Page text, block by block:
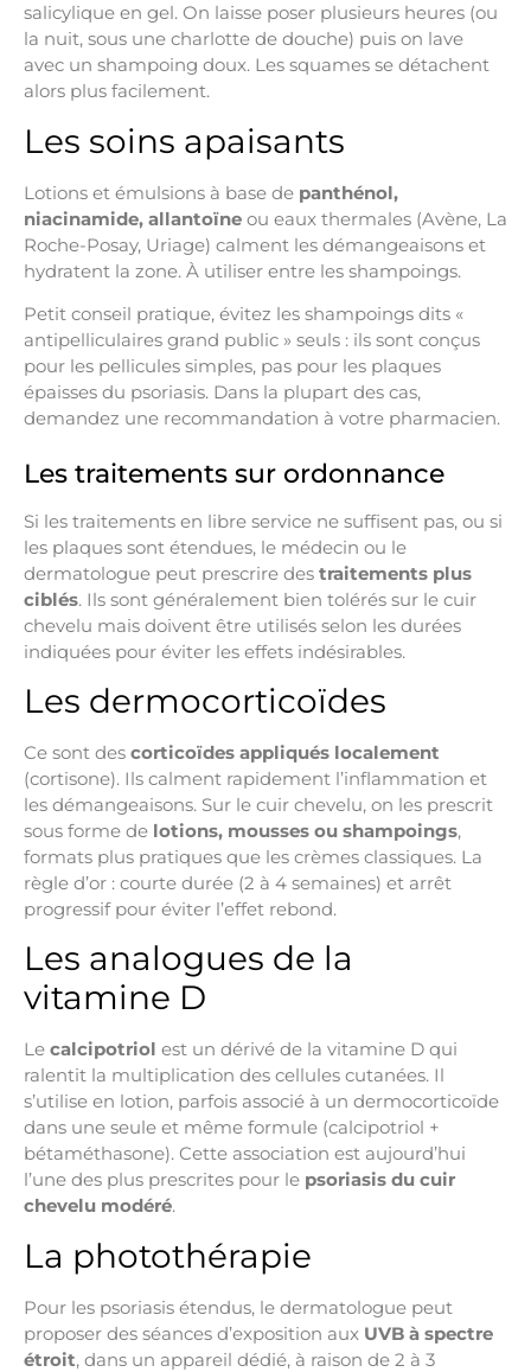
salicylique en gel. On laisse poser plusieurs heures (ou
la nuit, sous une charlotte de douche) puis on lave
avec un shampoing doux. Les squames se détachent
alors plus facilement.
Les soins apaisants
Lotions et émulsions à base de panthénol,
niacinamide, allantoïne ou eaux thermales (Avène, La
Roche-Posay, Uriage) calment les démangeaisons et
hydratent la zone. À utiliser entre les shampoings.
Petit conseil pratique, évitez les shampoings dits «
antipelliculaires grand public » seuls : ils sont conçus
pour les pellicules simples, pas pour les plaques
épaisses du psoriasis. Dans la plupart des cas,
demandez une recommandation à votre pharmacien.
Les traitements sur ordonnance
Si les traitements en libre service ne suffisent pas, ou si
les plaques sont étendues, le médecin ou le
dermatologue peut prescrire des traitements plus
ciblés. Ils sont généralement bien tolérés sur le cuir
chevelu mais doivent être utilisés selon les durées
indiquées pour éviter les effets indésirables.
Les dermocorticoïdes
Ce sont des corticoïdes appliqués localement
(cortisone). Ils calment rapidement l’inflammation et
les démangeaisons. Sur le cuir chevelu, on les prescrit
sous forme de lotions, mousses ou shampoings,
formats plus pratiques que les crèmes classiques. La
règle d’or : courte durée (2 à 4 semaines) et arrêt
progressif pour éviter l’effet rebond.
Les analogues de la
vitamine D
Le calcipotriol est un dérivé de la vitamine D qui
ralentit la multiplication des cellules cutanées. Il
s’utilise en lotion, parfois associé à un dermocorticoïde
dans une seule et même formule (calcipotriol +
bétaméthasone). Cette association est aujourd’hui
l’une des plus prescrites pour le psoriasis du cuir
chevelu modéré.
La photothérapie
Pour les psoriasis étendus, le dermatologue peut
proposer des séances d’exposition aux UVB à spectre
étroit, dans un appareil dédié, à raison de 2 à 3